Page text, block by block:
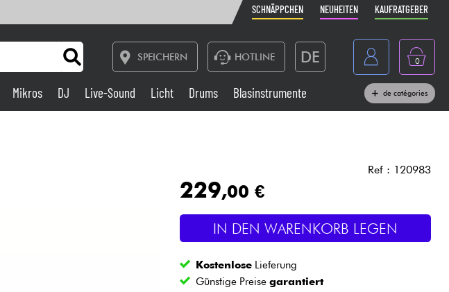
SCHNÄPPCHEN NEUHEITEN KAUFRATGEBER
SPEICHERN HOTLINE DE
Belgique
Nederland
0
Live-Sound
Blasinstrumente
Kabel & Zubehöre
Mikros DJ Live-Sound Licht Drums Blasinstrumente de catégories
Ref : 120983
229,00 €
IN DEN WARENKORB LEGEN
Kostenlose Lieferung
Günstige Preisegarantiert